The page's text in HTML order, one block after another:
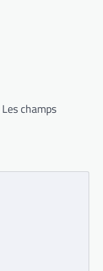
Les champs